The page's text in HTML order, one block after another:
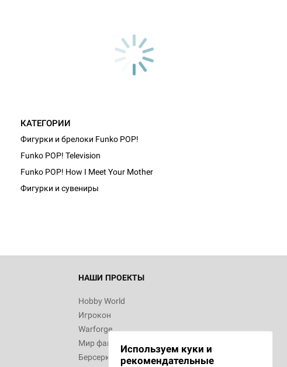
КАТЕГОРИИ
Фигурки и брелоки Funko POP!
Funko POP! Television
Funko POP! How I Meet Your Mother
Фигурки и сувениры
НАШИ ПРОЕКТЫ
Hobby World
Игрокон
Warforge
Мир фантастики
Берсерк
Используем куки и
рекомендательные